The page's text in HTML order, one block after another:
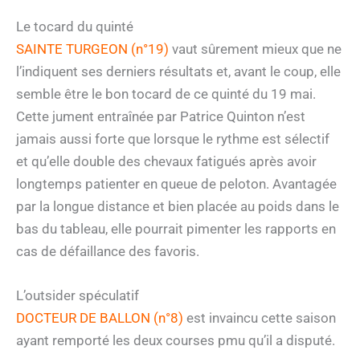
Le tocard du quinté
SAINTE TURGEON (n°19) vaut sûrement mieux que ne
l’indiquent ses derniers résultats et, avant le coup, elle
semble être le bon tocard de ce quinté du 19 mai.
Cette jument entraînée par Patrice Quinton n’est
jamais aussi forte que lorsque le rythme est sélectif
et qu’elle double des chevaux fatigués après avoir
longtemps patienter en queue de peloton. Avantagée
par la longue distance et bien placée au poids dans le
bas du tableau, elle pourrait pimenter les rapports en
cas de défaillance des favoris.
L’outsider spéculatif
DOCTEUR DE BALLON (n°8) est invaincu cette saison
ayant remporté les deux courses pmu qu’il a disputé.